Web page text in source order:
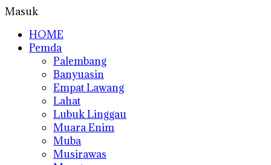
Masuk
HOME
Pemda
Palembang
Banyuasin
Empat Lawang
Lahat
Lubuk Linggau
Muara Enim
Muba
Musirawas